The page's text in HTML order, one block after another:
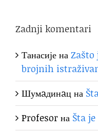
Zadnji komentari
Танасијена
brojnih
Шумaдинaцна
Profesorна Šta